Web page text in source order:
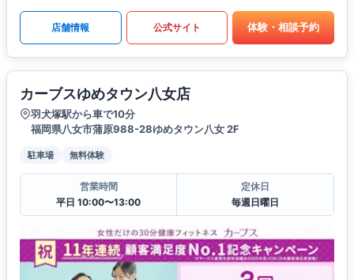
店舗情報 公式サイト 体験・相談予約
カーブスゆめタウン八女店
羽犬塚駅から車で10分
福岡県八女市蒲原988-28ゆめタウン八女 2F
駐車場 無料体験
営業時間
平日 10:00〜13:00
定休日
毎週日曜日